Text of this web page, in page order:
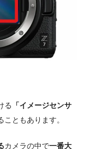
る
「イメージセンサ
こともあります。
カメラの中で一番大